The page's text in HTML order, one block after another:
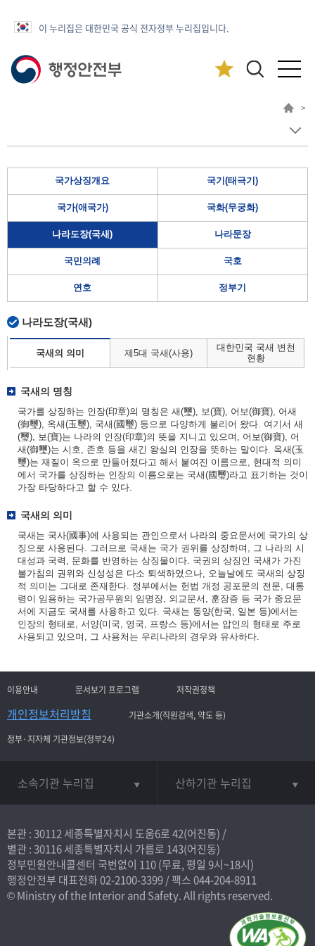
이 누리집은 대한민국 공식 전자정부 누리집입니다.
>
국가상징개요 국기(태극기)
국가(애국가) 국화(무궁화)
나라도장(국새) 나라문장
국민의례 국호
연호 정부기
나라도장(국새)
국새의 의미 제5대 국새(사용)
대한민국 국새 변천
현황
국새의 명칭
국가를 상징하는 인장(印章)의 명칭은 새(璽), 보(寶), 어보(御寶), 어새
(御璽), 옥새(玉璽), 국새(國璽) 등으로 다양하게 불리어 왔다. 여기서 새
(璽), 보(寶)는 나라의 인장(印章)의 뜻을 지니고 있으며, 어보(御寶), 어
새(御璽)는 시호, 존호 등을 새긴 왕실의 인장을 뜻하는 말이다. 옥새(玉
璽)는 재질이 옥으로 만들어졌다고 해서 붙여진 이름으로, 현대적 의미
에서 국가를 상징하는 인장의 이름으로는 국새(國璽)라고 표기하는 것이
가장 타당하다고 할 수 있다.
국새의 의미
국새는 국사(國事)에 사용되는 관인으로서 나라의 중요문서에 국가의 상
징으로 사용된다. 그러므로 국새는 국가 권위를 상징하며, 그 나라의 시
대성과 국력, 문화를 반영하는 상징물이다. 국권의 상징인 국새가 가진
불가침의 권위와 신성성은 다소 퇴색하였으나, 오늘날에도 국새의 상징
적 의미는 그대로 존재한다. 정부에서는 헌법 개정 공포문의 전문, 대통
령이 임용하는 국가공무원의 임명장, 외교문서, 훈장증 등 국가 중요문
서에 지금도 국새를 사용하고 있다. 국새는 동양(한국, 일본 등)에서는
인장의 형태로, 서양(미국, 영국, 프랑스 등)에서는 압인의 형태로 주로
사용되고 있으며, 그 사용처는 우리나라의 경우와 유사하다.
이용안내 문서보기 프로그램 저작권정책
개인정보처리방침
기관소개(직원검색, 약도 등)
정부·지자체 기관정보(정부24)
소속기관 누리집 산하기관 누리집
본관 : 30112 세종특별자치시 도움6로 42(어진동) /
별관 : 30116 세종특별자치시 가름로 143(어진동)
정부민원안내콜센터 국번없이 110(무료, 평일 9시~18시)
행정안전부 대표전화02-2100-3399/ 팩스 044-204-8911
© Ministry of the Interior and Safety. All rights reserved.